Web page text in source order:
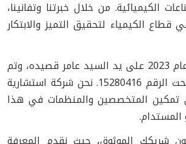
الكيميائية. من خلال خبرتنا وتفانينا،
الكيمياء لتحقيق التميز والابتكار
تأسست شركتنا في عام 2023 على يد السيد عامر قصيده، وتم
اعتمادها من قبل سجل الشركات البريطاني تحت الرقم 15280416. نحن شركة استشارية
تمكين المتخصصين والمنظمات في هذا
المستدام.